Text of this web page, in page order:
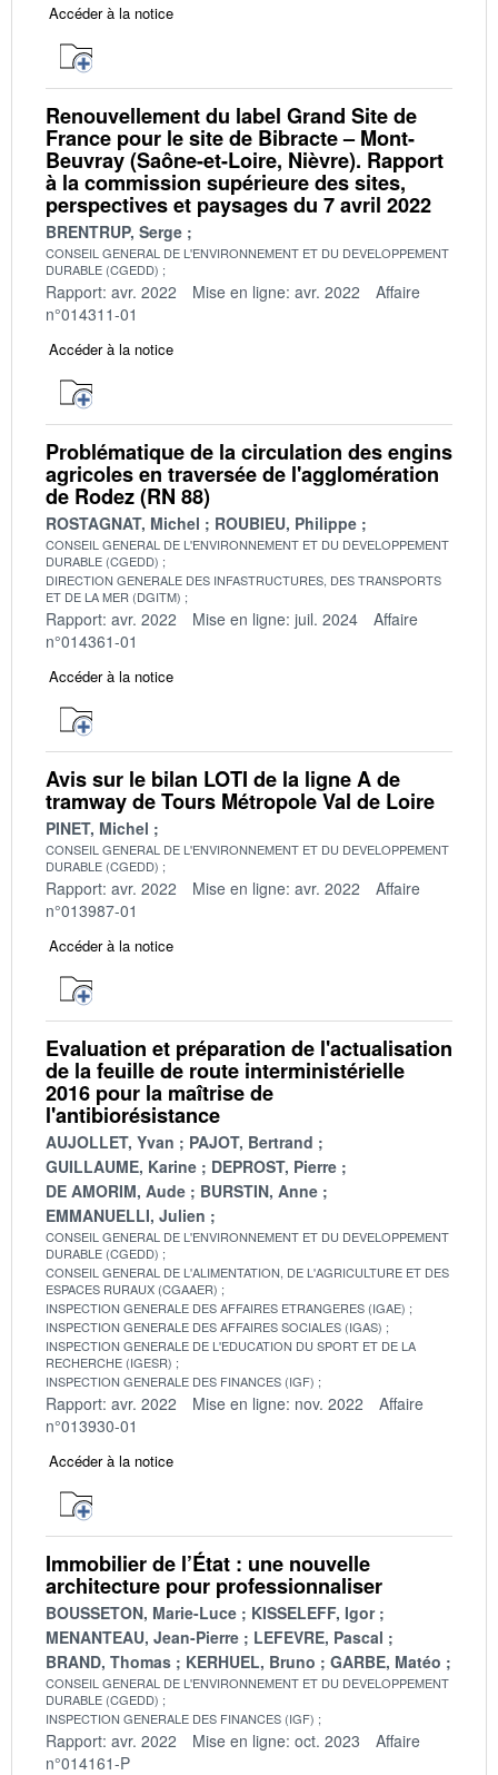
Accéder à la notice
Renouvellement du label Grand Site de
France pour le site de Bibracte – Mont-
Beuvray (Saône-et-Loire, Nièvre). Rapport
à la commission supérieure des sites,
perspectives et paysages du 7 avril 2022
BRENTRUP, Serge
CONSEIL GENERAL DE L'ENVIRONNEMENT ET DU DEVELOPPEMENT
DURABLE (CGEDD)
Rapport: avr. 2022 Mise en ligne: avr. 2022
Affaire
n°014311-01
Accéder à la notice
Problématique de la circulation des engins
agricoles en traversée de l'agglomération
de Rodez (RN 88)
ROSTAGNAT, Michel ROUBIEU, Philippe
CONSEIL GENERAL DE L'ENVIRONNEMENT ET DU DEVELOPPEMENT
DURABLE (CGEDD)
DIRECTION GENERALE DES INFASTRUCTURES, DES TRANSPORTS
ET DE LA MER (DGITM)
Rapport: avr. 2022 Mise en ligne: juil. 2024
Affaire
n°014361-01
Accéder à la notice
Avis sur le bilan LOTI de la ligne A de
tramway de Tours Métropole Val de Loire
PINET, Michel
CONSEIL GENERAL DE L'ENVIRONNEMENT ET DU DEVELOPPEMENT
DURABLE (CGEDD)
Rapport: avr. 2022 Mise en ligne: avr. 2022
Affaire
n°013987-01
Accéder à la notice
Evaluation et préparation de l'actualisation
de la feuille de route interministérielle
2016 pour la maîtrise de
l'antibiorésistance
AUJOLLET, Yvan
PAJOT, Bertrand
GUILLAUME, Karine
DEPROST, Pierre
DE AMORIM, Aude
BURSTIN, Anne
EMMANUELLI, Julien
CONSEIL GENERAL DE L'ENVIRONNEMENT ET DU DEVELOPPEMENT
DURABLE (CGEDD)
CONSEIL GENERAL DE L'ALIMENTATION, DE L'AGRICULTURE ET DES
ESPACES RURAUX (CGAAER)
INSPECTION GENERALE DES AFFAIRES ETRANGERES (IGAE)
INSPECTION GENERALE DES AFFAIRES SOCIALES (IGAS)
INSPECTION GENERALE DE L'EDUCATION DU SPORT ET DE LA
RECHERCHE (IGESR)
INSPECTION GENERALE DES FINANCES (IGF)
Rapport: avr. 2022 Mise en ligne: nov. 2022
Affaire
n°013930-01
Accéder à la notice
Immobilier de l’État : une nouvelle
architecture pour professionnaliser
BOUSSETON, Marie-Luce
KISSELEFF, Igor
MENANTEAU, Jean-Pierre
LEFEVRE, Pascal
BRAND, Thomas
KERHUEL, Bruno GARBE, Matéo
CONSEIL GENERAL DE L'ENVIRONNEMENT ET DU DEVELOPPEMENT
DURABLE (CGEDD)
INSPECTION GENERALE DES FINANCES (IGF)
Rapport: avr. 2022 Mise en ligne: oct. 2023
Affaire
n°014161-P